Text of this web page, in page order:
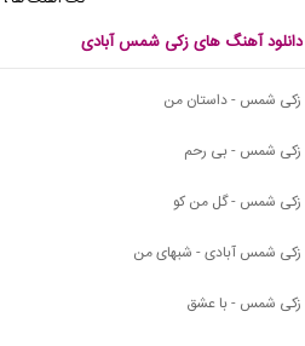
دانلود آهنگ های زکی شمس آبادی
زکی شمس - داستان من
زکی شمس - بی رحم
زکی شمس - گل من کو
زکی شمس آبادی - شبهای من
زکی شمس - با عشق